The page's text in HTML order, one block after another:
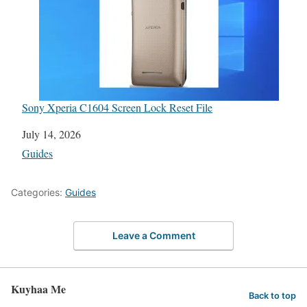
Sony Xperia C1604 Screen Lock Reset File
Date
July 14, 2026
In relation to
Guides
Categories: Guides
Leave a Comment
Kuyhaa Me Back to top